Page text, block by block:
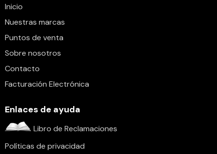
Inicio
Nuestras marcas
Puntos de venta
Sobre nosotros
Contacto
Facturación Electrónica
Enlaces de ayuda
Libro de Reclamaciones
Políticas de privacidad